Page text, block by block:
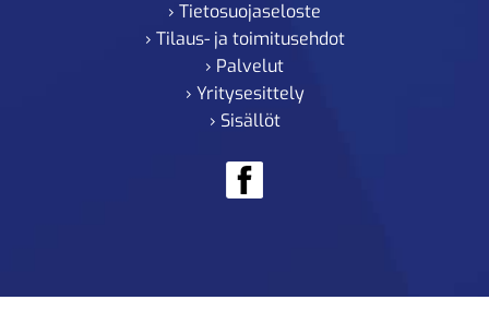
› Tietosuojaseloste
› Tilaus- ja toimitusehdot
› Palvelut
› Yritysesittely
› Sisällöt